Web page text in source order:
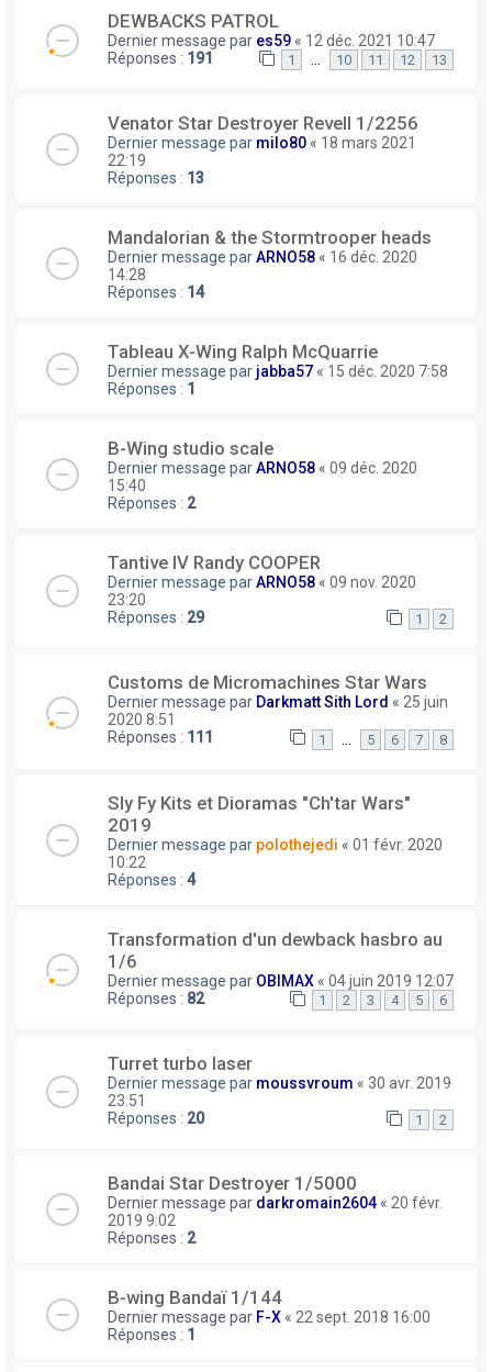
DEWBACKS PATROL
Dernier message par es59 « 12 déc. 2021 10:47
Réponses : 191 1 … 10 11 12 13
Venator Star Destroyer Revell 1/2256
Dernier message par milo80 « 18 mars 2021
22:19
Réponses : 13
Mandalorian & the Stormtrooper heads
Dernier message parARNO58 « 16 déc. 2020
14:28
Réponses : 14
Tableau X-Wing Ralph McQuarrie
Dernier message par jabba57 « 15 déc. 2020 7:58
Réponses : 1
B-Wing studio scale
Dernier message parARNO58 « 09 déc. 2020
15:40
Réponses : 2
Tantive IV Randy COOPER
Dernier message parARNO58 « 09 nov. 2020
23:20
Réponses : 29 1 2
Customs de Micromachines Star Wars
Dernier message par Darkmatt Sith Lord « 25 juin
2020 8:51
Réponses : 111 1 5 6 7 8
Sly Fy Kits et Dioramas "Ch'tar Wars"
2019
Dernier message par polothejedi « 01 févr. 2020
10:22
Réponses : 4
Transformation d'un dewback hasbro au
1/6
Dernier message par OBIMAX « 04 juin 2019 12:07
Réponses : 82 1 2 3 4 5 6
Turret turbo laser
Dernier message par moussvroum « 30 avr. 2019
23:51
Réponses : 20 1 2
Bandai Star Destroyer 1/5000
Dernier message par darkromain2604 « 20 févr.
2019 9:02
Réponses : 2
B-wing Bandaï 1/144
Dernier message par F-X « 22 sept. 2018 16:00
Réponses : 1